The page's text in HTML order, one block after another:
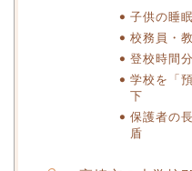
子供の睡
校務員・
登校時間
学校を「
下
保護者の
盾